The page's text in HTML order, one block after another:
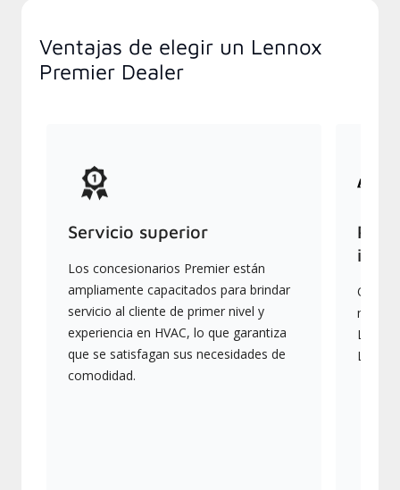
Ventajas de elegir un Lennox
Premier Dealer
Servicio superior
Los concesionarios Premier están
ampliamente capacitados para brindar
servicio al cliente de primer nivel y
experiencia en HVAC, lo que garantiza
que se satisfagan sus necesidades de
comodidad.
más